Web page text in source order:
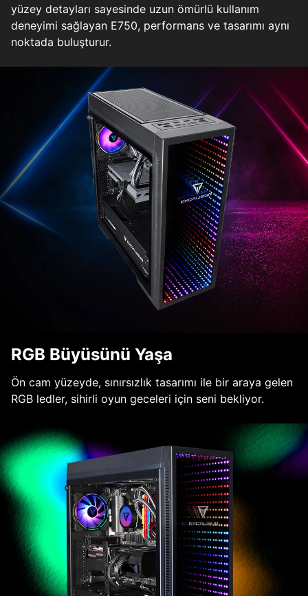
yüzey detayları sayesinde uzun ömürlü kullanım
deneyimi sağlayan E750, performans ve tasarımı aynı
noktada buluşturur.
RGB Büyüsünü Yaşa
Ön cam yüzeyde, sınırsızlık tasarımı ile bir araya gelen
RGB ledler, sihirli oyun geceleri için seni bekliyor.